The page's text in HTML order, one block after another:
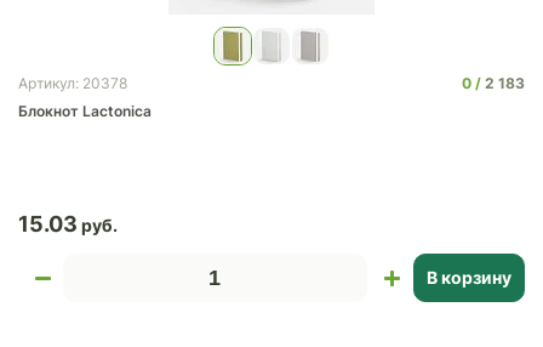
Артикул: 20378 0
2 183
Блокнот Lactonica
15.03
В корзину